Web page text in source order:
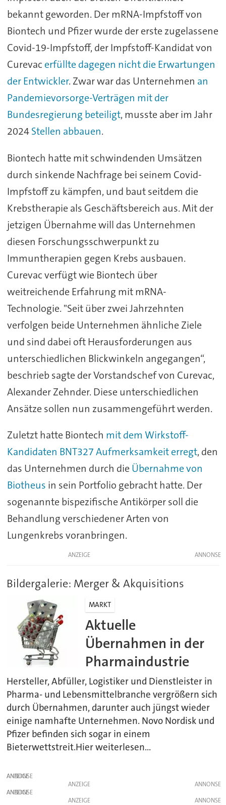
bekannt geworden. Der mRNA-Impfstoff von
Biontech und Pfizer wurde der erste zugelassene
Covid-19-Impfstoff, der Impfstoff-Kandidat von
Curevac erfüllte dagegen nicht die Erwartungen
der Entwickler. Zwar war das Unternehmen an
Pandemievorsorge-Verträgen mit der
Bundesregierung beteiligt, musste aber im Jahr
2024Stellen abbauen.
Biontech hatte mit schwindenden Umsätzen
durch sinkende Nachfrage bei seinem Covid-
Impfstoff zu kämpfen, und baut seitdem die
Krebstherapie als Geschäftsbereich aus. Mit der
jetzigen Übernahme will das Unternehmen
diesen Forschungsschwerpunkt zu
Immuntherapien gegen Krebs ausbauen.
Curevac verfügt wie Biontech über
weitreichende Erfahrung mit mRNA-
Technologie. "Seit über zwei Jahrzehnten
verfolgen beide Unternehmen ähnliche Ziele
und sind dabei oft Herausforderungen aus
unterschiedlichen Blickwinkeln angegangen“,
beschrieb sagte der Vorstandschef von Curevac,
Alexander Zehnder. Diese unterschiedlichen
Ansätze sollen nun zusammengeführt werden.
Zuletzt hatte Biontech mit dem Wirkstoff-
Kandidaten BNT327 Aufmerksamkeit erregt, den
das Unternehmen durch die Übernahme von
Biotheus in sein Portfolio gebracht hatte. Der
sogenannte bispezifische Antikörper soll die
Behandlung verschiedener Arten von
Lungenkrebs voranbringen.
ANZEIGE
Bildergalerie: Merger & Akquisitions
MARKT
Aktuelle
Übernahmen in der
Pharmaindustrie
Hersteller, Abfüller, Logistiker und Dienstleister in
Pharma- und Lebensmittelbranche vergrößern sich
durch Übernahmen, darunter auch jüngst wieder
einige namhafte Unternehmen. Novo Nordisk und
Pfizer befinden sich sogar in einem
Bieterwettstreit.Hier weiterlesen...
ANZEIGE
ANZEIGE
ANZEIGE
ANZEIGE